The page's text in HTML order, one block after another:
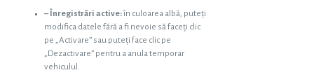
– Înregistrări active:în culoarea albă, puteți
modifica datele fără a fi nevoie să faceți clic
pe „Activare” sau puteți face clic pe
„Dezactivare” pentru a anula temporar
vehiculul.